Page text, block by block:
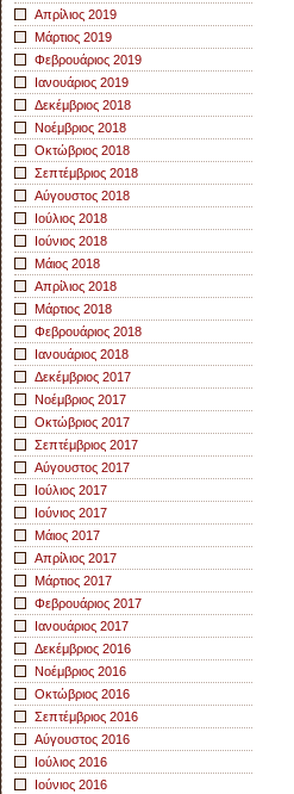
Απρίλιος 2019
Μάρτιος 2019
Φεβρουάριος 2019
Ιανουάριος 2019
Δεκέμβριος 2018
Νοέμβριος 2018
Οκτώβριος 2018
Σεπτέμβριος 2018
Αύγουστος 2018
Ιούλιος 2018
Ιούνιος 2018
Μάιος 2018
Απρίλιος 2018
Μάρτιος 2018
Φεβρουάριος 2018
Ιανουάριος 2018
Δεκέμβριος 2017
Νοέμβριος 2017
Οκτώβριος 2017
Σεπτέμβριος 2017
Αύγουστος 2017
Ιούλιος 2017
Ιούνιος 2017
Μάιος 2017
Απρίλιος 2017
Μάρτιος 2017
Φεβρουάριος 2017
Ιανουάριος 2017
Δεκέμβριος 2016
Νοέμβριος 2016
Οκτώβριος 2016
Σεπτέμβριος 2016
Αύγουστος 2016
Ιούλιος 2016
Ιούνιος 2016